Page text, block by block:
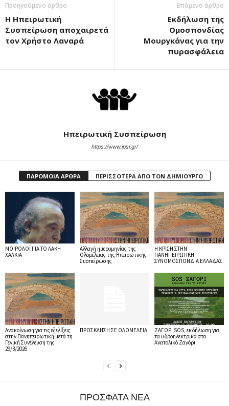
Προηγούμενο άρθρο
Η Ηπειρωτική
Συσπείρωση αποχαιρετά
τον Χρήστο Λαναρά
Επόμενο άρθρο
Εκδήλωση της
Ομοσπονδίας
Μουργκάνας για την
πυρασφάλεια
Ηπειρωτική Συσπείρωση
https://www.ipsi.gr/
ΠΑΡΟΜΟΙΑ ΑΡΘΡΑ ΠΕΡΙΣΣΟΤΕΡΑ ΑΠΟ ΤΟΝ ΔΗΜΙΟΥΡΓΟ
ΜΟΙΡΟΛΟΪ ΓΙΑ ΤΟ ΛΑΚΗ
ΧΑΛΚΙΑ
Αλλαγή ημερομηνίας της
Ολομέλειας της Ηπειρωτικής
Συσπείρωσης
Η ΚΡΙΣΗ ΣΤΗΝ
ΠΑΝΗΠΕΙΡΩΤΙΚΗ
ΣΥΝΟΜΟΣΠΟΝΔΙΑ ΕΛΛΑΔΑΣ
Ανακοίνωση για τις εξελίξεις
στην Πανηπειρωτική μετά τη
Γενική Συνέλευση της
29/3/2026
ΠΡΟΣΚΛΗΣΗ ΣΕ ΟΛΟΜΕΛΕΙΑ
ΖΑΓΟΡΙ SOS, εκδήλωση για
τα υδροηλεκτρικά στο
Ανατολικό Ζαγόρι
ΠΡΌΣΦΑΤΑ ΝΈΑ